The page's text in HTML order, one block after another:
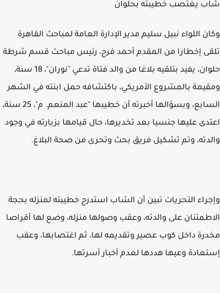
شاب يغتصب خطيبته بحلوان
وكان اللواء نبيل سليم مدير الإدارة العامة لمباحث القاهرة
تلقى إخطارا من المقدم أحمد فرج، رئيس مباحث قسم شرطة
حلوان، يفيد بتلقيه بلاغا من والد فتاة تدعي "نوران"، 18 سنة،
ومقيمة بالمشروع الأمريكي، باكتشافه حمل ابنته في الشهر
السابع، وبسؤالها أخبرته أن خطيبها "عبد المنعم. م"، 25 سنة،
اعتدى عليها جنسيا بعد تخديرها، حال قيامها بزيارته في وجود
والدته، وتم تشكيل فريق بحث وتحرى من صحة البلاغ.
وإجراء التحريات تبين أن الشاب استدرج خطيبته لمنزله بحجة
الاطمئنان على والدته، وعقب وصولها منزله، وضع لها أقراصا
مخدرة داخل كوب عصير وتقديمه لها، ثم اغتصابها، وعقب
إستعادة وعيها هددها لعدم أخبار أسرتها.